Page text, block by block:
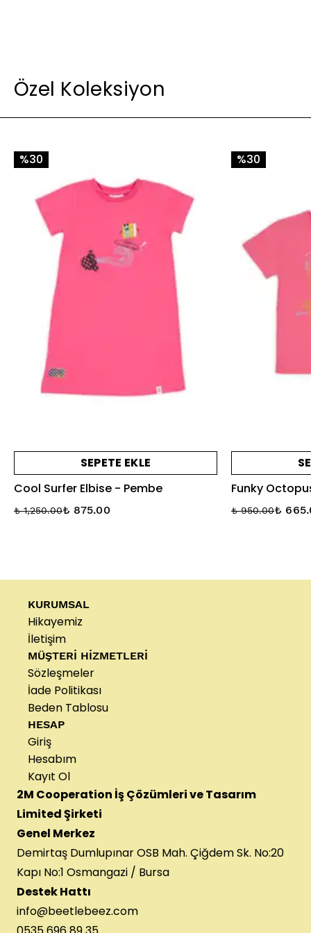
Özel Koleksiyon
%30
SEPETE EKLE
Cool Surfer Elbise - Pembe
₺ 1,250.00₺ 875.00
%30
Funky
₺ 950.00₺
KURUMSAL
Hikayemiz
İletişim
MÜŞTERİ HİZMETLERİ
Sözleşmeler
İade Politikası
Beden Tablosu
HESAP
Giriş
Hesabım
Kayıt Ol
2M Cooperation İş Çözümleri ve Tasarım
Limited Şirketi
Genel Merkez
Demirtaş Dumlupınar OSB Mah. Çiğdem Sk. No:20
Kapı No:1 Osmangazi / Bursa
Destek Hattı
info@beetlebeez.com